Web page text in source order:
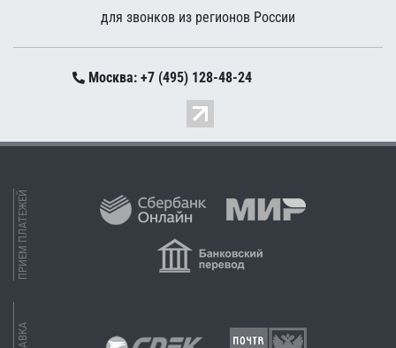
для звонков из регионов России
Москва: +7 (495) 128-48-24
ПРИЕМ ПЛАТЕЖЕЙ